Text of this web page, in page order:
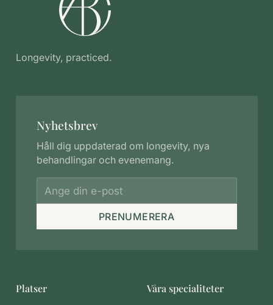
Longevity, practiced.
Nyhetsbrev
Håll dig uppdaterad om longevity, nya
behandlingar och evenemang.
PRENUMERERA
Platser Våra specialiteter